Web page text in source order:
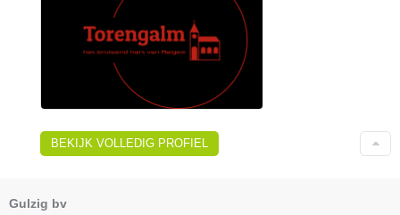
BEKIJK VOLLEDIG PROFIEL
Gulzig bv